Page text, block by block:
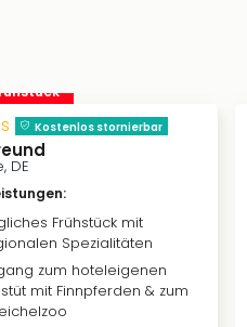
s Kostenlos stornierbar
DE
:
Frühstück mit
Spezialitäten
zum hoteleigenen
mit Finnpferden & zum